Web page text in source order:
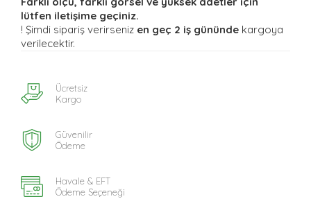
lütfen iletişime geçiniz.
! Şimdi sipariş verirseniz en geç 2 iş gününde kargoya
verilecektir.
Ücretsiz
Kargo
Güvenilir
Ödeme
Havale & EFT
Ödeme Seçeneği